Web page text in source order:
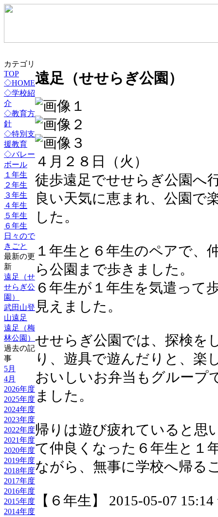
カテゴリ
TOP
◇HOME
◇学校紹
介
◇教育方
針
◇特別支
援教育
◇バレー
ボール
１年生
２年生
３年生
４年生
５年生
６年生
日々ので
きごと
最新の更
新
遠足（せ
せらぎ公
園）
武田山登
山遠足
遠足（梅
林公園）
過去の記
事
5月
4月
2026年度
2025年度
2024年度
2023年度
2022年度
2021年度
2020年度
2019年度
2018年度
2017年度
2016年度
2015年度
2014年度
遠足（せせらぎ公園）
４月２８日（火）
徒歩遠足でせせらぎ公園へ
良い天気に恵まれ、公園で
した。
１年生と６年生のペアで、
ら公園まで歩きました。
６年生が１年生を気遣って
見えました。
せせらぎ公園では、探検を
り、遊具で遊んだりと、楽
おいしいお弁当もグループ
ました。
帰りは遊び疲れていると思
て仲良くなった６年生と１
ながら、無事に学校へ帰る
【６年生】 2015-05-07 15:14